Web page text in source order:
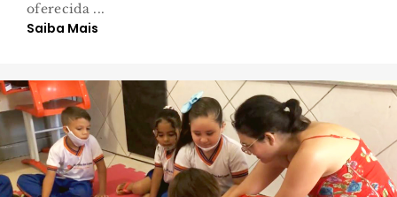
oferecida ...
Saiba Mais